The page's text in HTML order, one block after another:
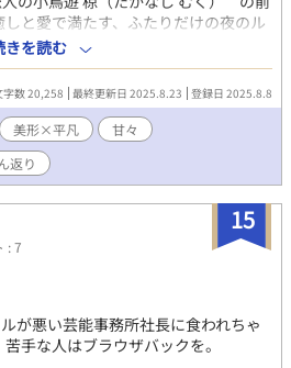
と愛で満たす、ふたりだけの夜のル
る心の病気の表現は、想像上のもの
遊 椋（たかなし むく） ・5月25日生
、保育士に。天職と感じていたが、レ
在はレンの所属する芸能事務所の託
る。 ・身長168cm ・髪型：エアリー
らかミルクティーブラウンカラー ・
やすい ・雰囲気：柔らかくて包み込
ゃんと見守れる 朝比奈レン（あさひ
24歳 ・シングルマザーの母親に育て
いと思っていた。 母に迷惑かけたく
た子に。 ・高校在籍時モデルとして
受けることに→芸能界デビュー ・俳
消化する「カメレオン俳優」に。注
・猫や犬など動物好き ・髪型：黒
元 ・雰囲気：硬派。口数は少ないが
力になりたいと身の回りの家事はで
きを読む
字数 20,258 最終更新日 2025.8.23 登録日 2025.8.8
美形×平凡
甘々
返り
15
: 7
が悪い芸能事務所社長に食われちゃ
手な人はブラウザバックを。